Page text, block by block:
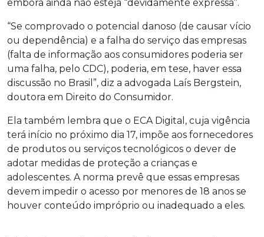
embora ainda não esteja “devidamente expressa”.
“Se comprovado o potencial danoso (de causar vício
ou dependência) e a falha do serviço das empresas
(falta de informação aos consumidores poderia ser
uma falha, pelo CDC), poderia, em tese, haver essa
discussão no Brasil”, diz a advogada Laís Bergstein,
doutora em Direito do Consumidor.
Ela também lembra que o ECA Digital, cuja vigência
terá início no próximo dia 17, impõe aos fornecedores
de produtos ou serviços tecnológicos o dever de
adotar medidas de proteção a crianças e
adolescentes. A norma prevê que essas empresas
devem impedir o acesso por menores de 18 anos se
houver conteúdo impróprio ou inadequado a eles.